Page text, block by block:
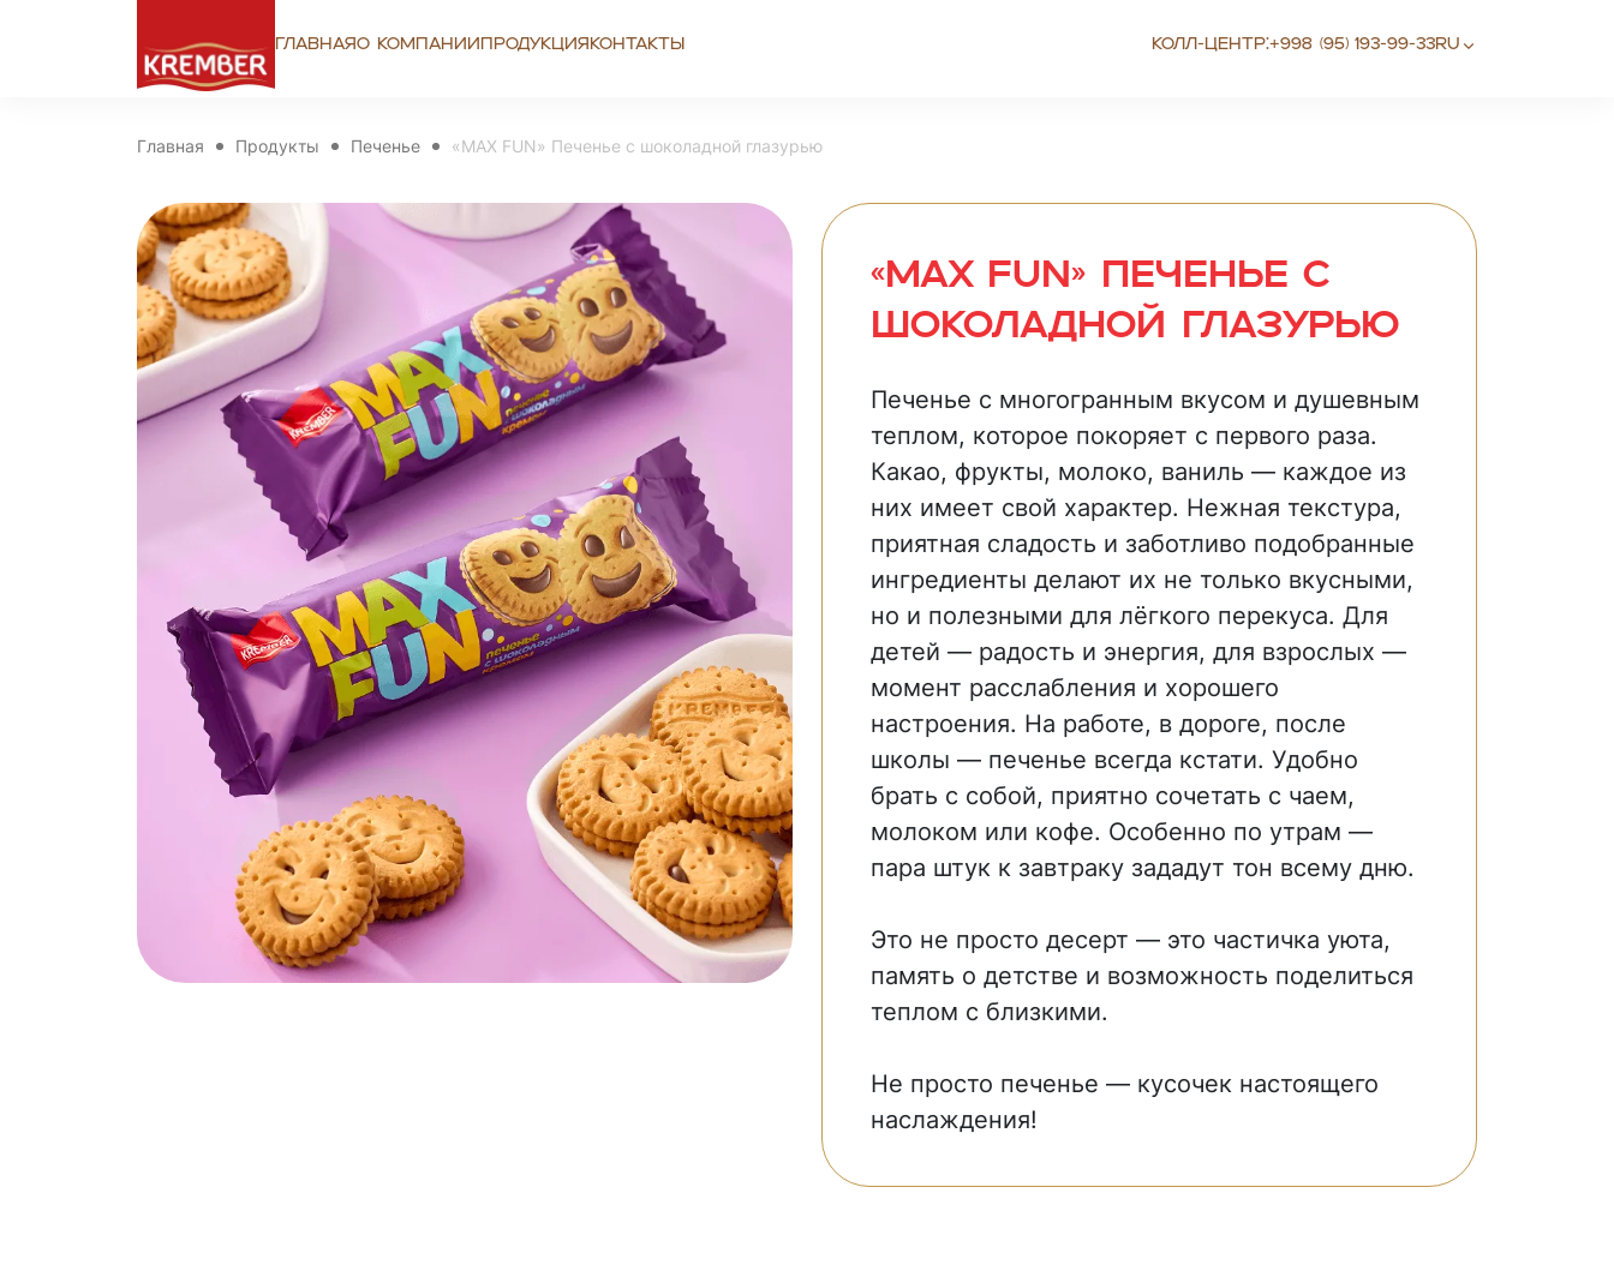
ГлавнаяО компанииПродукцияКонтакты Колл-центр:+998 (95) 193-99-33RU
Главная Продукты Печенье «MAX FUN» Печенье с шоколадной глазурью
«MAX FUN» Печенье с
шоколадной глазурью
Печенье с многогранным вкусом и душевным
теплом, которое покоряет с первого раза.
Какао, фрукты, молоко, ваниль — каждое из
них имеет свой характер. Нежная текстура,
приятная сладость и заботливо подобранные
ингредиенты делают их не только вкусными,
но и полезными для лёгкого перекуса. Для
детей — радость и энергия, для взрослых —
момент расслабления и хорошего
настроения. На работе, в дороге, после
школы — печенье всегда кстати. Удобно
брать с собой, приятно сочетать с чаем,
молоком или кофе. Особенно по утрам —
пара штук к завтраку зададут тон всему дню.
Это не просто десерт — это частичка уюта,
память о детстве и возможность поделиться
теплом с близкими.
Не просто печенье — кусочек настоящего
наслаждения!